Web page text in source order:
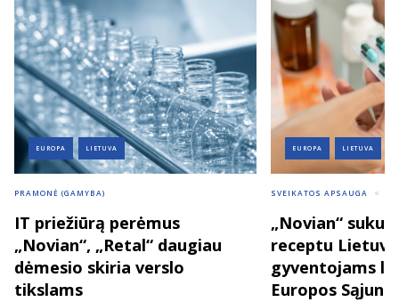
EUROPA LIETUVA
PRAMONĖ (GAMYBA)
IT priežiūrą perėmus
„Novian“, „Retal“ daugiau
dėmesio skiria verslo
tikslams
EUROPA LIETUVA
SVEIKATOS APSAUGA
„Novian“
receptu
gyventojams
Europos